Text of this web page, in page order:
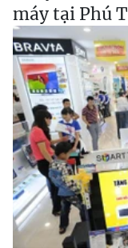
máy tại Phú